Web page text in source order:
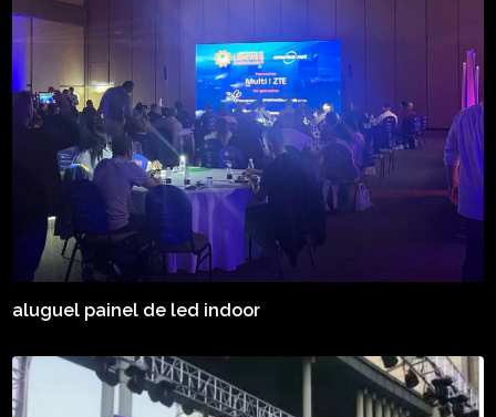
aluguel painel de led indoor